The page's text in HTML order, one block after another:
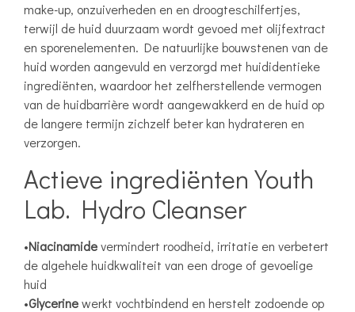
make-up, onzuiverheden en en droogteschilfertjes,
terwijl de huid duurzaam wordt gevoed met olijfextract
en sporenelementen. De natuurlijke bouwstenen van de
huid worden aangevuld en verzorgd met huididentieke
ingrediënten, waardoor het zelfherstellende vermogen
van de huidbarrière wordt aangewakkerd en de huid op
de langere termijn zichzelf beter kan hydrateren en
verzorgen.
Actieve ingrediënten Youth
Lab. Hydro Cleanser
•Niacinamidevermindert roodheid, irritatie en verbetert
de algehele huidkwaliteit van een droge of gevoelige
huid
•Glycerinewerkt vochtbindend en herstelt zodoende op